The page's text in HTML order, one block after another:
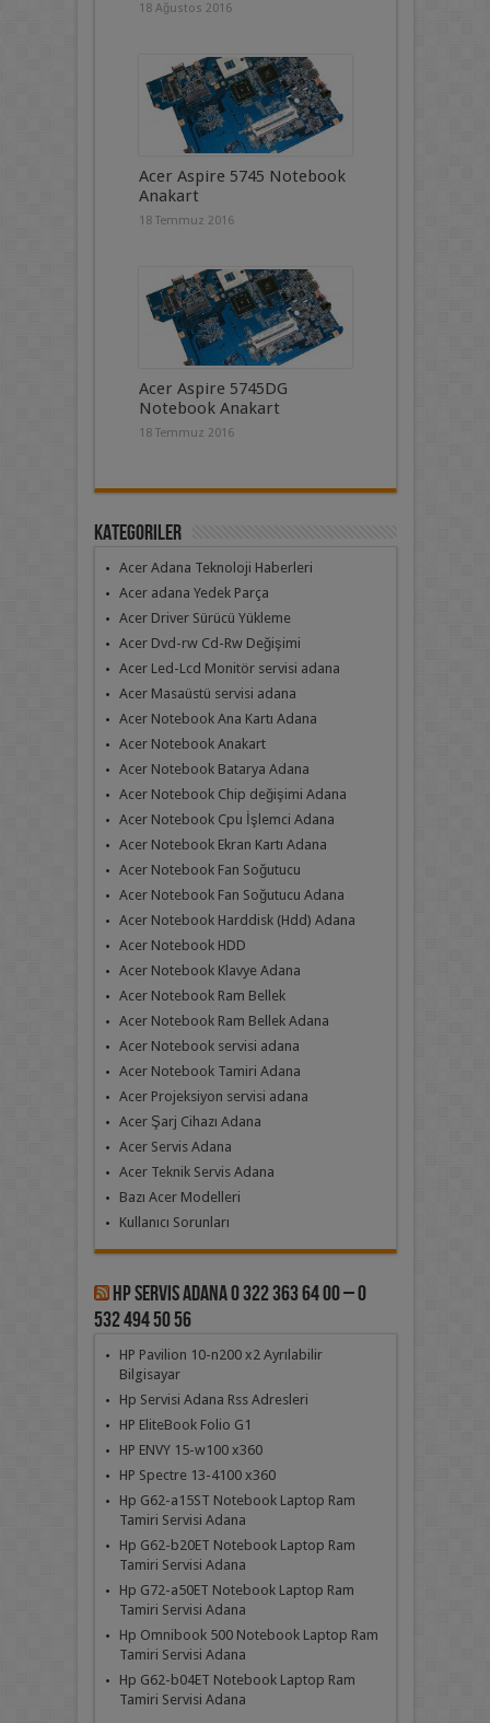
18 Ağustos 2016
Acer Aspire 5745 Notebook
Anakart
18 Temmuz 2016
Acer Aspire 5745DG
Notebook Anakart
18 Temmuz 2016
Kategoriler
Acer Adana Teknoloji Haberleri
Acer adana Yedek Parça
Acer Driver Sürücü Yükleme
Acer Dvd-rw Cd-Rw Değişimi
Acer Led-Lcd Monitör servisi adana
Acer Masaüstü servisi adana
Acer Notebook Ana Kartı Adana
Acer Notebook Anakart
Acer Notebook Batarya Adana
Acer Notebook Chip değişimi Adana
Acer Notebook Cpu İşlemci Adana
Acer Notebook Ekran Kartı Adana
Acer Notebook Fan Soğutucu
Acer Notebook Fan Soğutucu Adana
Acer Notebook Harddisk (Hdd) Adana
Acer Notebook HDD
Acer Notebook Klavye Adana
Acer Notebook Ram Bellek
Acer Notebook Ram Bellek Adana
Acer Notebook servisi adana
Acer Notebook Tamiri Adana
Acer Projeksiyon servisi adana
Acer Şarj Cihazı Adana
Acer Servis Adana
Acer Teknik Servis Adana
Bazı Acer Modelleri
Kullanıcı Sorunları
Hp Servis Adana 0 322 363 64 00 – 0
532 494 50 56
HP Pavilion 10-n200 x2 Ayrılabilir
Bilgisayar
Hp Servisi Adana Rss Adresleri
HP EliteBook Folio G1
HP ENVY 15-w100 x360
HP Spectre 13-4100 x360
Hp G62-a15ST Notebook Laptop Ram
Tamiri Servisi Adana
Hp G62-b20ET Notebook Laptop Ram
Tamiri Servisi Adana
Hp G72-a50ET Notebook Laptop Ram
Tamiri Servisi Adana
Hp Omnibook 500 Notebook Laptop Ram
Tamiri Servisi Adana
Hp G62-b04ET Notebook Laptop Ram
Tamiri Servisi Adana